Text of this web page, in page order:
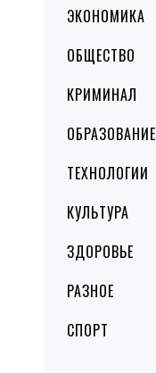
ЭКОНОМИКА
ОБЩЕСТВО
КРИМИНАЛ
ОБРАЗОВАНИЕ
ТЕХНОЛОГИИ
КУЛЬТУРА
ЗДОРОВЬЕ
РАЗНОЕ
СПОРТ